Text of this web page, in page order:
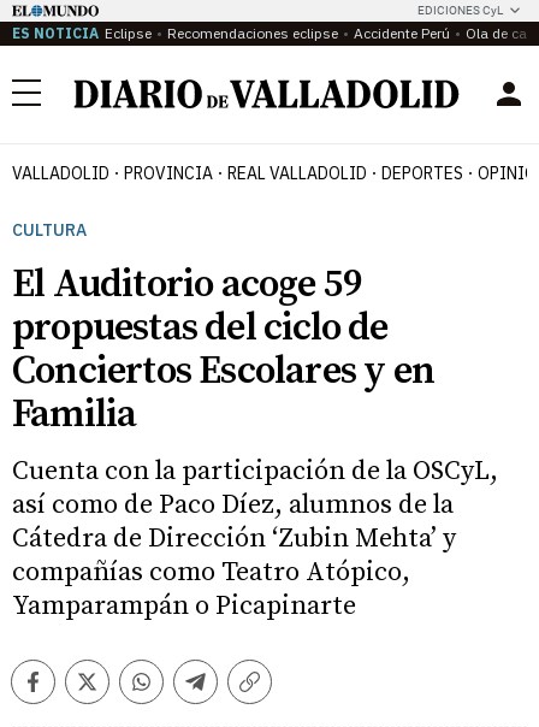
EDICIONES CyL
ES NOTICIA Eclipse Recomendaciones eclipse Accidente Perú Ola de
Menú
VALLADOLID PROVINCIA REAL VALLADOLID DEPORTES
CULTURA
El Auditorio acoge 59
propuestas del ciclo de
Conciertos Escolares y en
Familia
Cuenta con la participación de la OSCyL,
así como de Paco Díez, alumnos de la
Cátedra de Dirección ‘Zubin Mehta’ y
compañías como Teatro Atópico,
Yamparampán o Picapinarte
FacebookTwitterWhatsappTelegramCopiar